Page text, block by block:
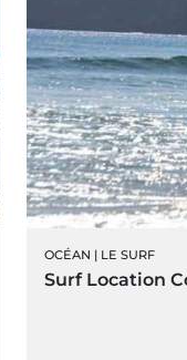
OCÉAN | LE SURF
Surf Location